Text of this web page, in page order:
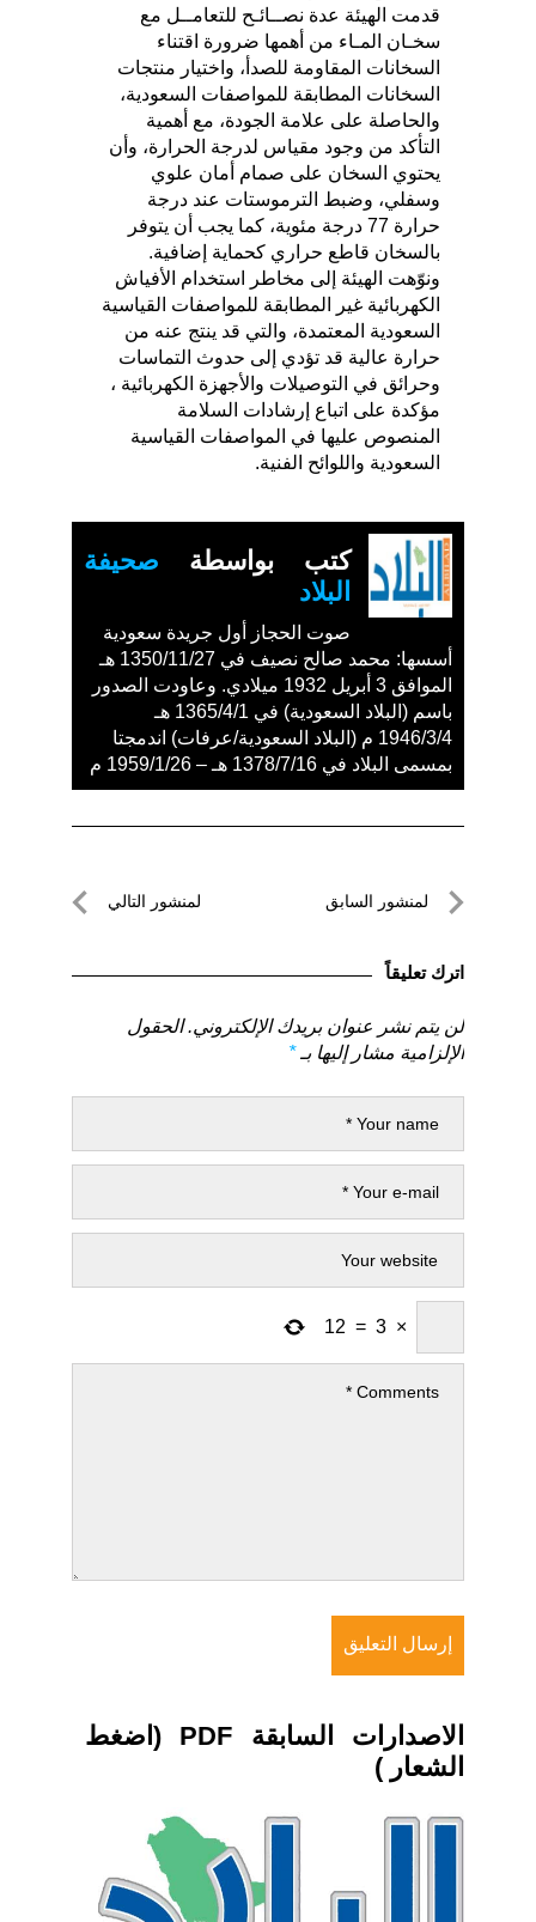
قدمت الهيئة عدة نصــائـح للتعامــل مع
سخـان المـاء من أهمها ضرورة اقتناء
السخانات المقاومة للصدأ، واختيار منتجات
السخانات المطابقة للمواصفات السعودية،
والحاصلة على علامة الجودة، مع أهمية
التأكد من وجود مقياس لدرجة الحرارة، وأن
يحتوي السخان على صمام أمان علوي
وسفلي، وضبط الترموستات عند درجة
حرارة 77 درجة مئوية، كما يجب أن يتوفر
بالسخان قاطع حراري كحماية إضافية.
ونوّهت الهيئة إلى مخاطر استخدام الأفياش
الكهربائية غير المطابقة للمواصفات القياسية
السعودية المعتمدة، والتي قد ينتج عنه من
حرارة عالية قد تؤدي إلى حدوث التماسات
وحرائق في التوصيلات والأجهزة الكهربائية ،
مؤكدة على اتباع إرشادات السلامة
المنصوص عليها في المواصفات القياسية
السعودية واللوائح الفنية.
كتب بواسطة صحيفة
البلاد
صوت الحجاز أول جريدة سعودية
أسسها: محمد صالح نصيف في 1350/11/27 هـ
الموافق 3 أبريل 1932 ميلادي. وعاودت الصدور
باسم (البلاد السعودية) في 1365/4/1 هـ
1946/3/4 م (البلاد السعودية/عرفات) اندمجتا
بمسمى البلاد في 1378/7/16 هـ – 1959/1/26 م
تصفّحلمنشور السابق
السابق
لمنشور التالي
اترك تعليقاً
لن يتم نشر عنوان بريدك الإلكتروني. الحقول
الإلزامية مشار إليها بـ*
×
3
=
12
الاصدارات السابقة PDF (اضغط
الشعار )